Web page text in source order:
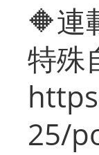
🔶
特殊
25/